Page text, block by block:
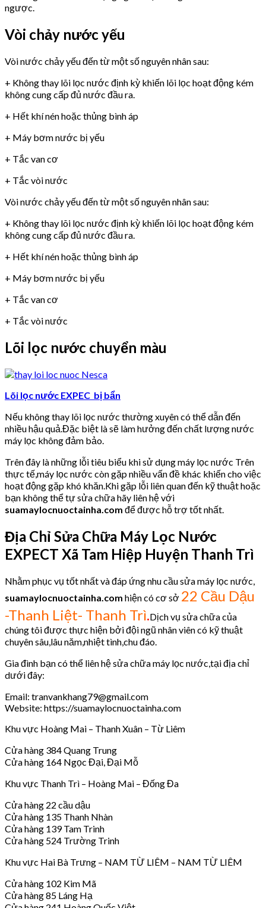
ngược.
Vòi chảy nước yếu
Vòi nước chảy yếu đến từ một số nguyên nhân sau:
+ Không thay lõi lọc nước định kỳ khiến lõi lọc hoạt động kém
không cung cấp đủ nước đầu ra.
+ Hết khí nén hoặc thủng bình áp
+ Máy bơm nước bị yếu
+ Tắc van cơ
+ Tắc vòi nước
Vòi nước chảy yếu đến từ một số nguyên nhân sau:
+ Không thay lõi lọc nước định kỳ khiến lõi lọc hoạt động kém
không cung cấp đủ nước đầu ra.
+ Hết khí nén hoặc thủng bình áp
+ Máy bơm nước bị yếu
+ Tắc van cơ
+ Tắc vòi nước
Lõi lọc nước chuyển màu
Lõi lọc nước EXPEC bị bẩn
Nếu không thay lõi lọc nước thường xuyên có thể dẫn đến
nhiều hậu quả.Đặc biệt là sẽ làm hưởng đến chất lượng nước
máy lọc không đảm bảo.
Trên đây là những lỗi tiêu biểu khi sử dụng máy lọc nước Trên
thực tế,máy lọc nước còn gặp nhiều vấn đề khác khiến cho việc
hoạt động gặp khó khăn.Khi gặp lỗi liên quan đến kỹ thuật hoặc
bạn không thể tự sửa chữa hãy liên hệ với
suamaylocnuoctainha.com để được hỗ trợ tốt nhất.
Địa Chỉ Sửa Chữa Máy Lọc Nước
EXPECT Xã Tam Hiệp Huyện Thanh Trì
Nhằm phục vụ tốt nhất và đáp ứng nhu cầu sửa máy lọc nước,
suamaylocnuoctainha.com hiện có cơ sở 22 Cầu Dậu
-Thanh Liệt- Thanh Trì.Dịch vụ sửa chữa của
chúng tôi được thực hiện bởi đội ngũ nhân viên có kỹ thuật
chuyên sâu,lâu năm,nhiệt tình,chu đáo.
Gia đình bạn có thể liên hệ sửa chữa máy lọc nước,tại địa chỉ
dưới đây:
Email: tranvankhang79@gmail.com
Website: https://suamaylocnuoctainha.com
Khu vực Hoàng Mai – Thanh Xuân – Từ Liêm
Cửa hàng 384 Quang Trung
Cửa hàng 164 Ngọc Đại, Đại Mỗ
Khu vực Thanh Trì – Hoàng Mai – Đống Đa
Cửa hàng 22 cầu dậu
Cửa hàng 135 Thanh Nhàn
Cửa hàng 139 Tam Trinh
Cửa hàng 524 Trường Trinh
Khu vực Hai Bà Trưng – NAM TỪ LIÊM – NAM TỪ LIÊM
Cửa hàng 102 Kim Mã
Cửa hàng 85 Láng Hạ